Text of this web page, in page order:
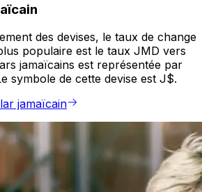
des devises, le taux de change
populaire est le taux JMD vers
jamaïcains est représentée par
symbole de cette devise est J$.
jamaïcain